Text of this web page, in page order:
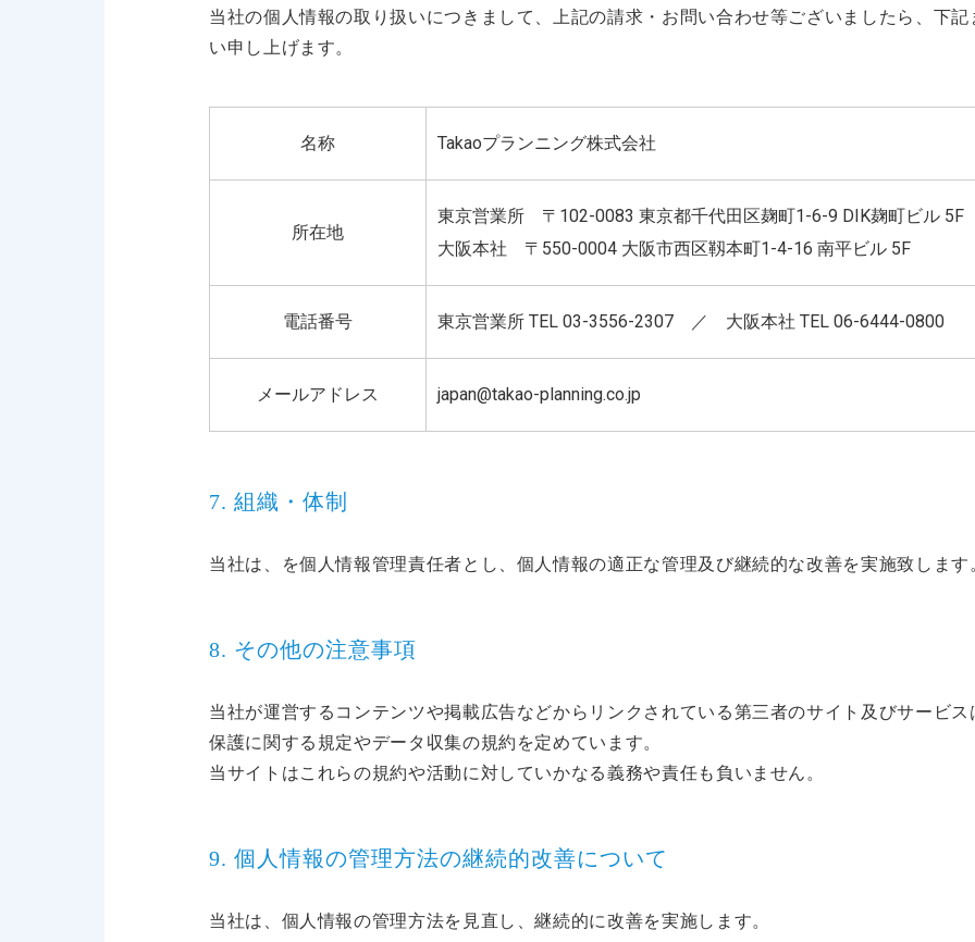
当社の個人情報の取り扱いにつきまして、上記の請求・お問い合わせ等ございましたら、下
い申し上げます。
名称 Takaoプランニング株式会社
所在地
東京営業所 〒102-0083 東京都千代田区麹町1-6-9 DIK麹町ビル 5F
大阪本社 〒550-0004 大阪市西区靱本町1-4-16 南平ビル 5F
電話番号 東京営業所 TEL 03-3556-2307 ／ 大阪本社 TEL 06-6444-0800
メールアドレス japan@takao-planning.co.jp
7. 組織・体制
当社は、を個人情報管理責任者とし、個人情報の適正な管理及び継続的な改善を実施致します
8. その他の注意事項
当社が運営するコンテンツや掲載広告などからリンクされている第三者のサイト及びサービ
保護に関する規定やデータ収集の規約を定めています。
当サイトはこれらの規約や活動に対していかなる義務や責任も負いません。
9. 個人情報の管理方法の継続的改善について
当社は、個人情報の管理方法を見直し、継続的に改善を実施します。